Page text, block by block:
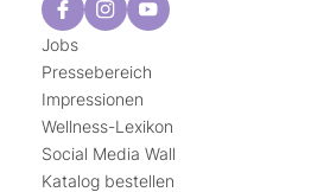
Jobs
Pressebereich
Impressionen
Wellness-Lexikon
Social Media Wall
Katalog bestellen